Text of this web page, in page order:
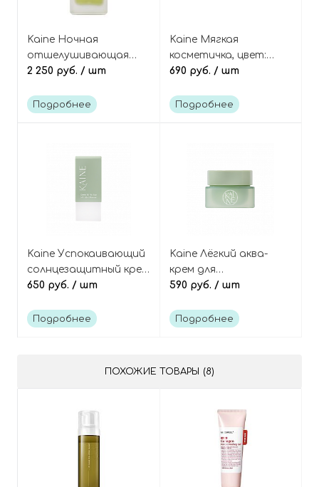
Kaine Ночная
отшелушивающая
сыворотка для лица с
розмарином,
2 250 руб. / шт
Подробнее
Kaine Мягкая
косметичка, цвет:
бежевый
690 руб. / шт
Подробнее
Kaine Успокаивающий
солнцезащитный крем
для чувствительной
Green Fit Pro Sun Mini
650 руб. / шт
Подробнее
Kaine Лёгкий аква-
крем для
чувствительной кожи
Calm Aqua Cream Mini
590 руб. / шт
Подробнее
ПОХОЖИЕ ТОВАРЫ (8)